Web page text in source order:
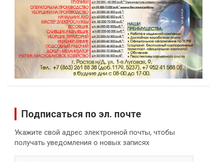
Подписаться по эл. почте
Укажите свой адрес электронной почты, чтобы
получать уведомления о новых записях